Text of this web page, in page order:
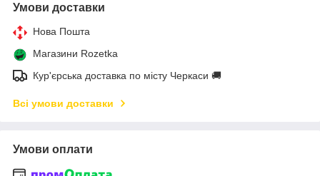
Умови доставки
Нова Пошта
Магазини Rozetka
Кур'єрська доставка по місту Черкаси 🚚
Всі умови доставки
Умови оплати